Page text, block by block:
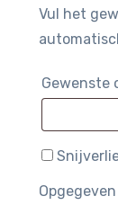
Vul het
Gewenste
Opgegeven